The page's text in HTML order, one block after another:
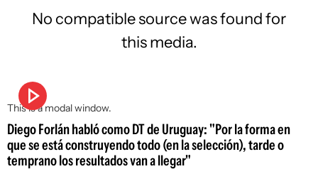
This is a modal window.
No compatible source was found for
this media.
Diego Forlán habló como DT de Uruguay: "Por la forma en
que se está construyendo todo (en la selección), tarde o
temprano los resultados van a llegar"